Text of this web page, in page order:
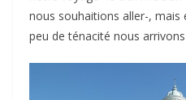
nous souhaitions aller-, mais
peu de ténacité nous